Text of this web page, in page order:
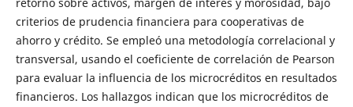
retorno sobre activos, margen de interés y morosidad, bajo
criterios de prudencia financiera para cooperativas de
ahorro y crédito. Se empleó una metodología correlacional y
transversal, usando el coeficiente de correlación de Pearson
para evaluar la influencia de los microcréditos en resultados
financieros. Los hallazgos indican que los microcréditos de